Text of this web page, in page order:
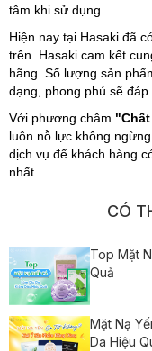
tâm khi sử dụng.
Hiện nay tại Hasaki đã
trên. Hasaki cam kết
hãng. Số lượng sản
dạng, phong phú sẽ
Với phương châm
luôn nỗ lực không
dịch vụ để khách hàng
nhất.
CÓ
Top Mặt
Quả
Mặt Nạ
Da Hiệu